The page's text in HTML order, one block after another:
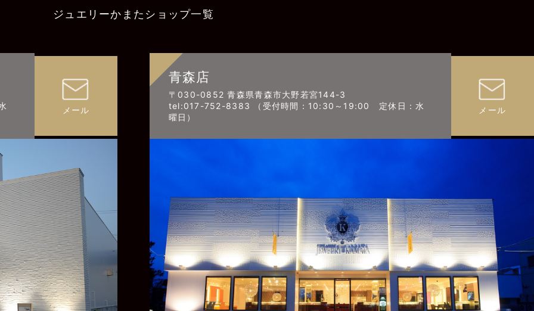
ジュエリーかまたショップ一覧
メール
青森店
〒030-0852 青森県青森市大野若宮144-3
tel:017-752-8383 （受付時間：10:30～19:00 定休日：水
曜日）
メール